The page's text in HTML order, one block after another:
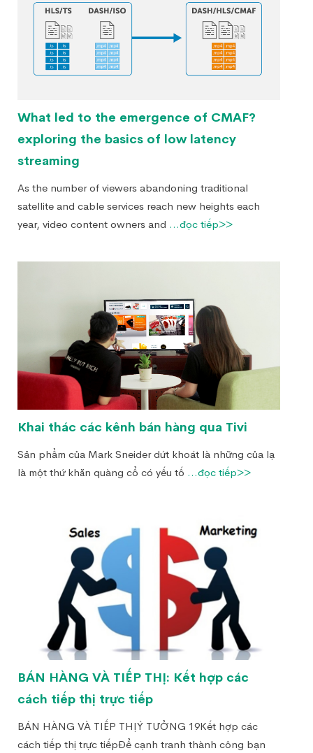
What led to the emergence of CMAF?
exploring the basics of low latency
streaming
As the number of viewers abandoning traditional
satellite and cable services reach new heights each
year, video content owners and ...đọc tiếp>>
Khai thác các kênh bán hàng qua Tivi
Sản phẩm của Mark Sneider dứt khoát là những của lạ
là một thứ khăn quàng cổ có yếu tố ...đọc tiếp>>
BÁN HÀNG VÀ TIẾP THỊ: Kết hợp các
cách tiếp thị trực tiếp
BÁN HÀNG VÀ TIẾP THỊÝ TƯỞNG 19Kết hợp các
cách tiếp thị trực tiếpĐể cạnh tranh thành công bạn